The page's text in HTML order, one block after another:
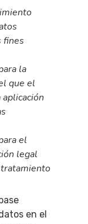
fines
la
que el
el
legal
en el